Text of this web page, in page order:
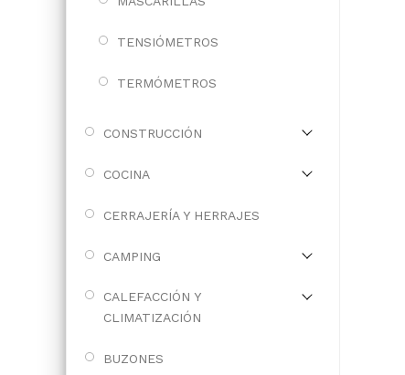
TENSIÓMETROS
TERMÓMETROS
CONSTRUCCIÓN
COCINA
CERRAJERÍA Y HERRAJES
CAMPING
CALEFACCIÓN Y
CLIMATIZACIÓN
BUZONES